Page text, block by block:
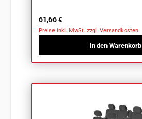
Regulärer Preis:
61,66 €
Preise inkl. MwSt. zzgl. Versandkosten
In den Warenkorb